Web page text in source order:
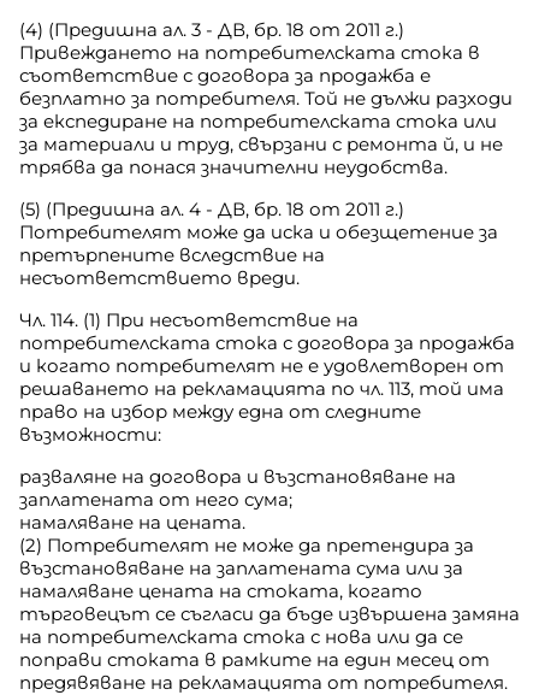
(4) (Предишна ал. 3 - ДВ, бр. 18 от 2011 г.)
Привеждането на потребителската стока в
съответствие с договора за продажба е
безплатно за потребителя. Той не дължи разходи
за експедиране на потребителската стока или
за материали и труд, свързани с ремонта й, и не
трябва да понася значителни неудобства.
(5) (Предишна ал. 4 - ДВ, бр. 18 от 2011 г.)
Потребителят може да иска и обезщетение за
претърпените вследствие на
несъответствието вреди.
Чл. 114. (1) При несъответствие на
потребителската стока с договора за продажба
и когато потребителят не е удовлетворен от
решаването на рекламацията по чл. 113, той има
право на избор между една от следните
възможности:
разваляне на договора и възстановяване на
заплатената от него сума;
намаляване на цената.
(2) Потребителят не може да претендира за
възстановяване на заплатената сума или за
намаляване цената на стоката, когато
търговецът се съгласи да бъде извършена замяна
на потребителската стока с нова или да се
поправи стоката в рамките на един месец от
предявяване на рекламацията от потребителя.